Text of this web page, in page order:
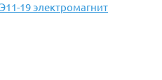
19 электромагнит